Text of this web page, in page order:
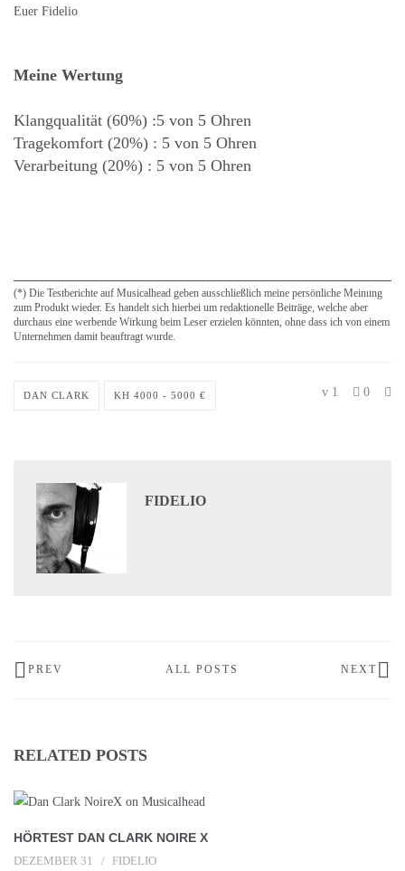
Euer Fidelio
Meine Wertung
Klangqualität (60%) :5 von 5 Ohren
Tragekomfort (20%) : 5 von 5 Ohren
Verarbeitung (20%) : 5 von 5 Ohren
(*) Die Testberichte auf Musicalhead geben ausschließlich meine persönliche Meinung
zum Produkt wieder. Es handelt sich hierbei um redaktionelle Beiträge, welche aber
durchaus eine werbende Wirkung beim Leser erzielen könnten, ohne dass ich von einem
Unternehmen damit beauftragt wurde.
DAN CLARK KH 4000 - 5000 € 1 0
FIDELIO
PREV ALL POSTS NEXT
RELATED POSTS
HÖRTEST DAN CLARK NOIRE X
DEZEMBER 31 FIDELIO